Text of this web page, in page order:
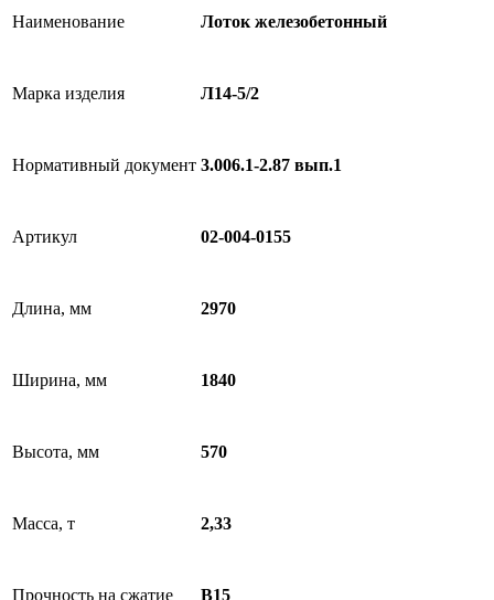
Наименование Лоток железобетонный
Марка изделия Л14-5/2
Нормативный документ 3.006.1-2.87 вып.1
Артикул 02-004-0155
Длина, мм 2970
Ширина, мм 1840
Высота, мм 570
Масса, т 2,33
Прочность на сжатие B15